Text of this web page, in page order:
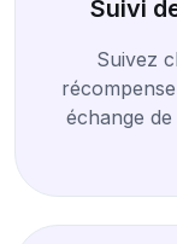
Suivi
Suivez
échange